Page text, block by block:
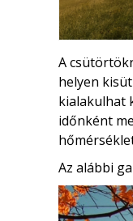
A
helyen
kialakulhat
időnként
Az alábbi